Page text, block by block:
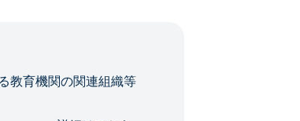
教育機関の関連組織等